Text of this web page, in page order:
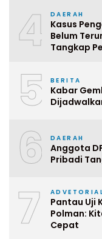
4 DAERAH
Kasus
Belum
Tangkap
5 BERITA
Kabar
6 DAERAH
Anggota
Pribadi
7
Pantau Uji
Polman:
Cepat